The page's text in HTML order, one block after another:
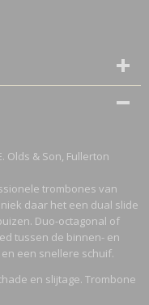
Olds & Son, Fullerton
trombones van
daar het een dual slide
Duo-octagonal of
tussen de binnen- en
een snellere schuif.
en slijtage. Trombone